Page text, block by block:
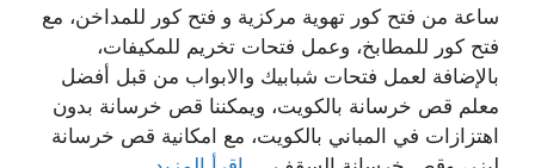
ساعة من فتح كور تهوية مركزية و فتح كور للمداخن، مع
فتح كور للمطابخ، وعمل فتحات تخريم للمكيفات،
بالإضافة لعمل فتحات شبابيك والابواب من قبل أفضل
معلم قص خرسانة بالكويت، ويمكننا قص خرسانة بدون
اهتزازات في المباني بالكويت، مع امكانية قص خرسانة